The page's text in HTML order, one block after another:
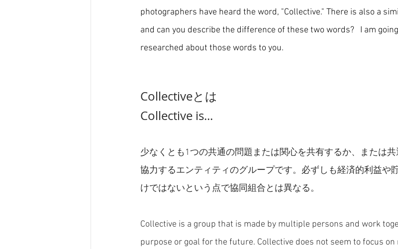
photographers have heard the word, "Collective." There is also a
and can you describe the difference of these two words?   I am
researched about those words to you.
Collectiveとは
Collective is...
少なくとも1つの共通の問題または関心を共有するか、または
協力するエンティティのグループです。必ずしも経済的利益や
けではないという点で協同組合とは異なる。
Collective is a group that is made by multiple persons and work
purpose or goal for the future. Collective does not seem to focus